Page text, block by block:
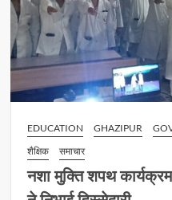
EDUCATION GHAZIPUR
शैक्षिक
समाचार
नशा मुक्ति शपथ कार्यक्रम